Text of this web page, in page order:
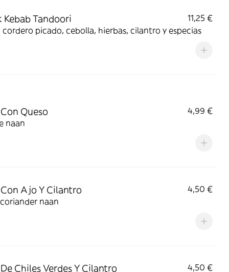
Kebab Tandoori
11,25 €
cordero picado, cebolla, hierbas, cilantro y especias
Queso
4,99 €
naan
Ajo Y Cilantro
4,50 €
naan
Chiles Verdes Y Cilantro 4,50 €